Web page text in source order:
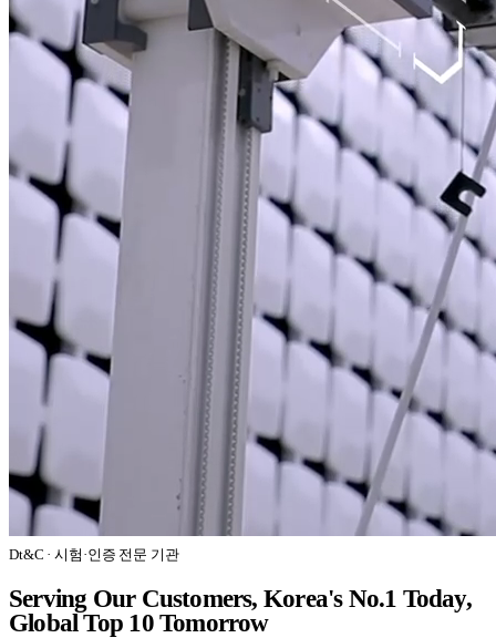
Dt&C · 시험·인증 전문 기관
Serving Our Customers, Korea's No.1 Today,
Global Top 10 Tomorrow